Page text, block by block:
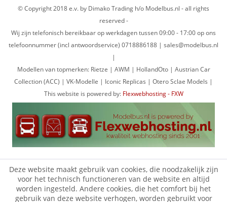
© Copyright 2018 e.v. by Dimako Trading h/o Modelbus.nl - all rights
reserved -
Wij zijn telefonisch bereikbaar op werkdagen tussen 09:00 - 17:00 op ons
telefoonnummer (incl antwoordservice) 0718886188 | sales@modelbus.nl
|
Modellen van topmerken: Rietze | AWM | HollandOto | Austrian Car
Collection (ACC) | VK-Modelle | Iconic Replicas | Otero Sclae Models |
This website is powered by: Flexwebhosting - FXW
Deze website maakt gebruik van cookies, die noodzakelijk zijn
voor het technisch functioneren van de website en altijd
worden ingesteld. Andere cookies, die het comfort bij het
gebruik van deze website verhogen, worden gebruikt voor